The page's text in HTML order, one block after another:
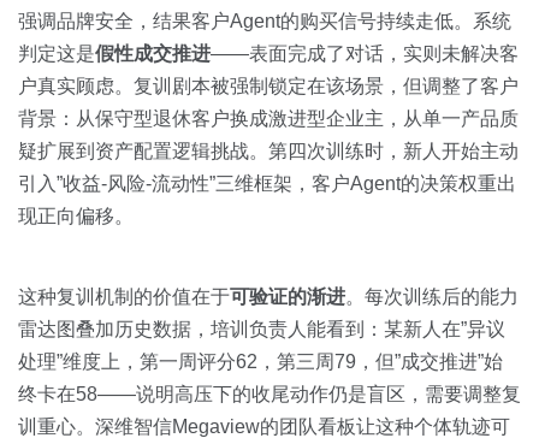
强调品牌安全，结果客户Agent的购买信号持续走低。系统
判定这是假性成交推进——表面完成了对话，实则未解决客
户真实顾虑。复训剧本被强制锁定在该场景，但调整了客户
背景：从保守型退休客户换成激进型企业主，从单一产品质
疑扩展到资产配置逻辑挑战。第四次训练时，新人开始主动
引入”收益-风险-流动性”三维框架，客户Agent的决策权重出
现正向偏移。
这种复训机制的价值在于可验证的渐进。每次训练后的能力
雷达图叠加历史数据，培训负责人能看到：某新人在”异议
处理”维度上，第一周评分62，第三周79，但”成交推进”始
终卡在58——说明高压下的收尾动作仍是盲区，需要调整复
训重心。深维智信Megaview的团队看板让这种个体轨迹可